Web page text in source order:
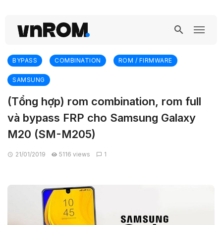
BYPASS COMBINATION ROM / FIRMWARE
SAMSUNG
(Tổng hợp) rom combination, rom full
và bypass FRP cho Samsung Galaxy
M20 (SM-M205)
21/01/2019 5116 views 1